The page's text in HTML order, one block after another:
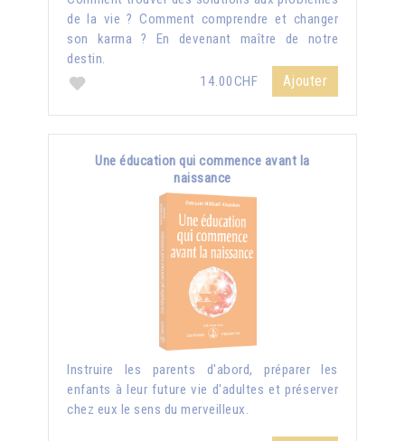
de la vie ? Comment comprendre et changer
son karma ? En devenant maître de notre
destin.
14.00CHF
Ajouter
Une éducation qui commence avant la
naissance
Instruire les parents d'abord, préparer les
enfants à leur future vie d'adultes et préserver
chez eux le sens du merveilleux.